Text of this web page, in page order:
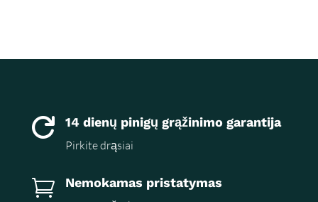
 14 dienų pinigų grąžinimo garantija
Pirkite drąsiai
 Nemokamas pristatymas